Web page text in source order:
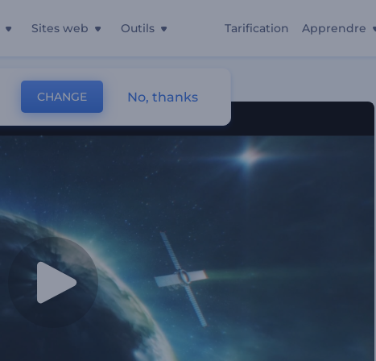
Sites web Outils Tarification Apprendre
CHANGE No, thanks